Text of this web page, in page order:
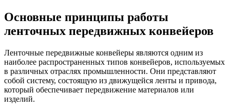
Основные принципы работы
ленточных передвижных конвейеров
Ленточные передвижные конвейеры являются одним из
наиболее распространенных типов конвейеров, используемых
в различных отраслях промышленности. Они представляют
собой систему, состоящую из движущейся ленты и привода,
который обеспечивает передвижение материалов или
изделий.